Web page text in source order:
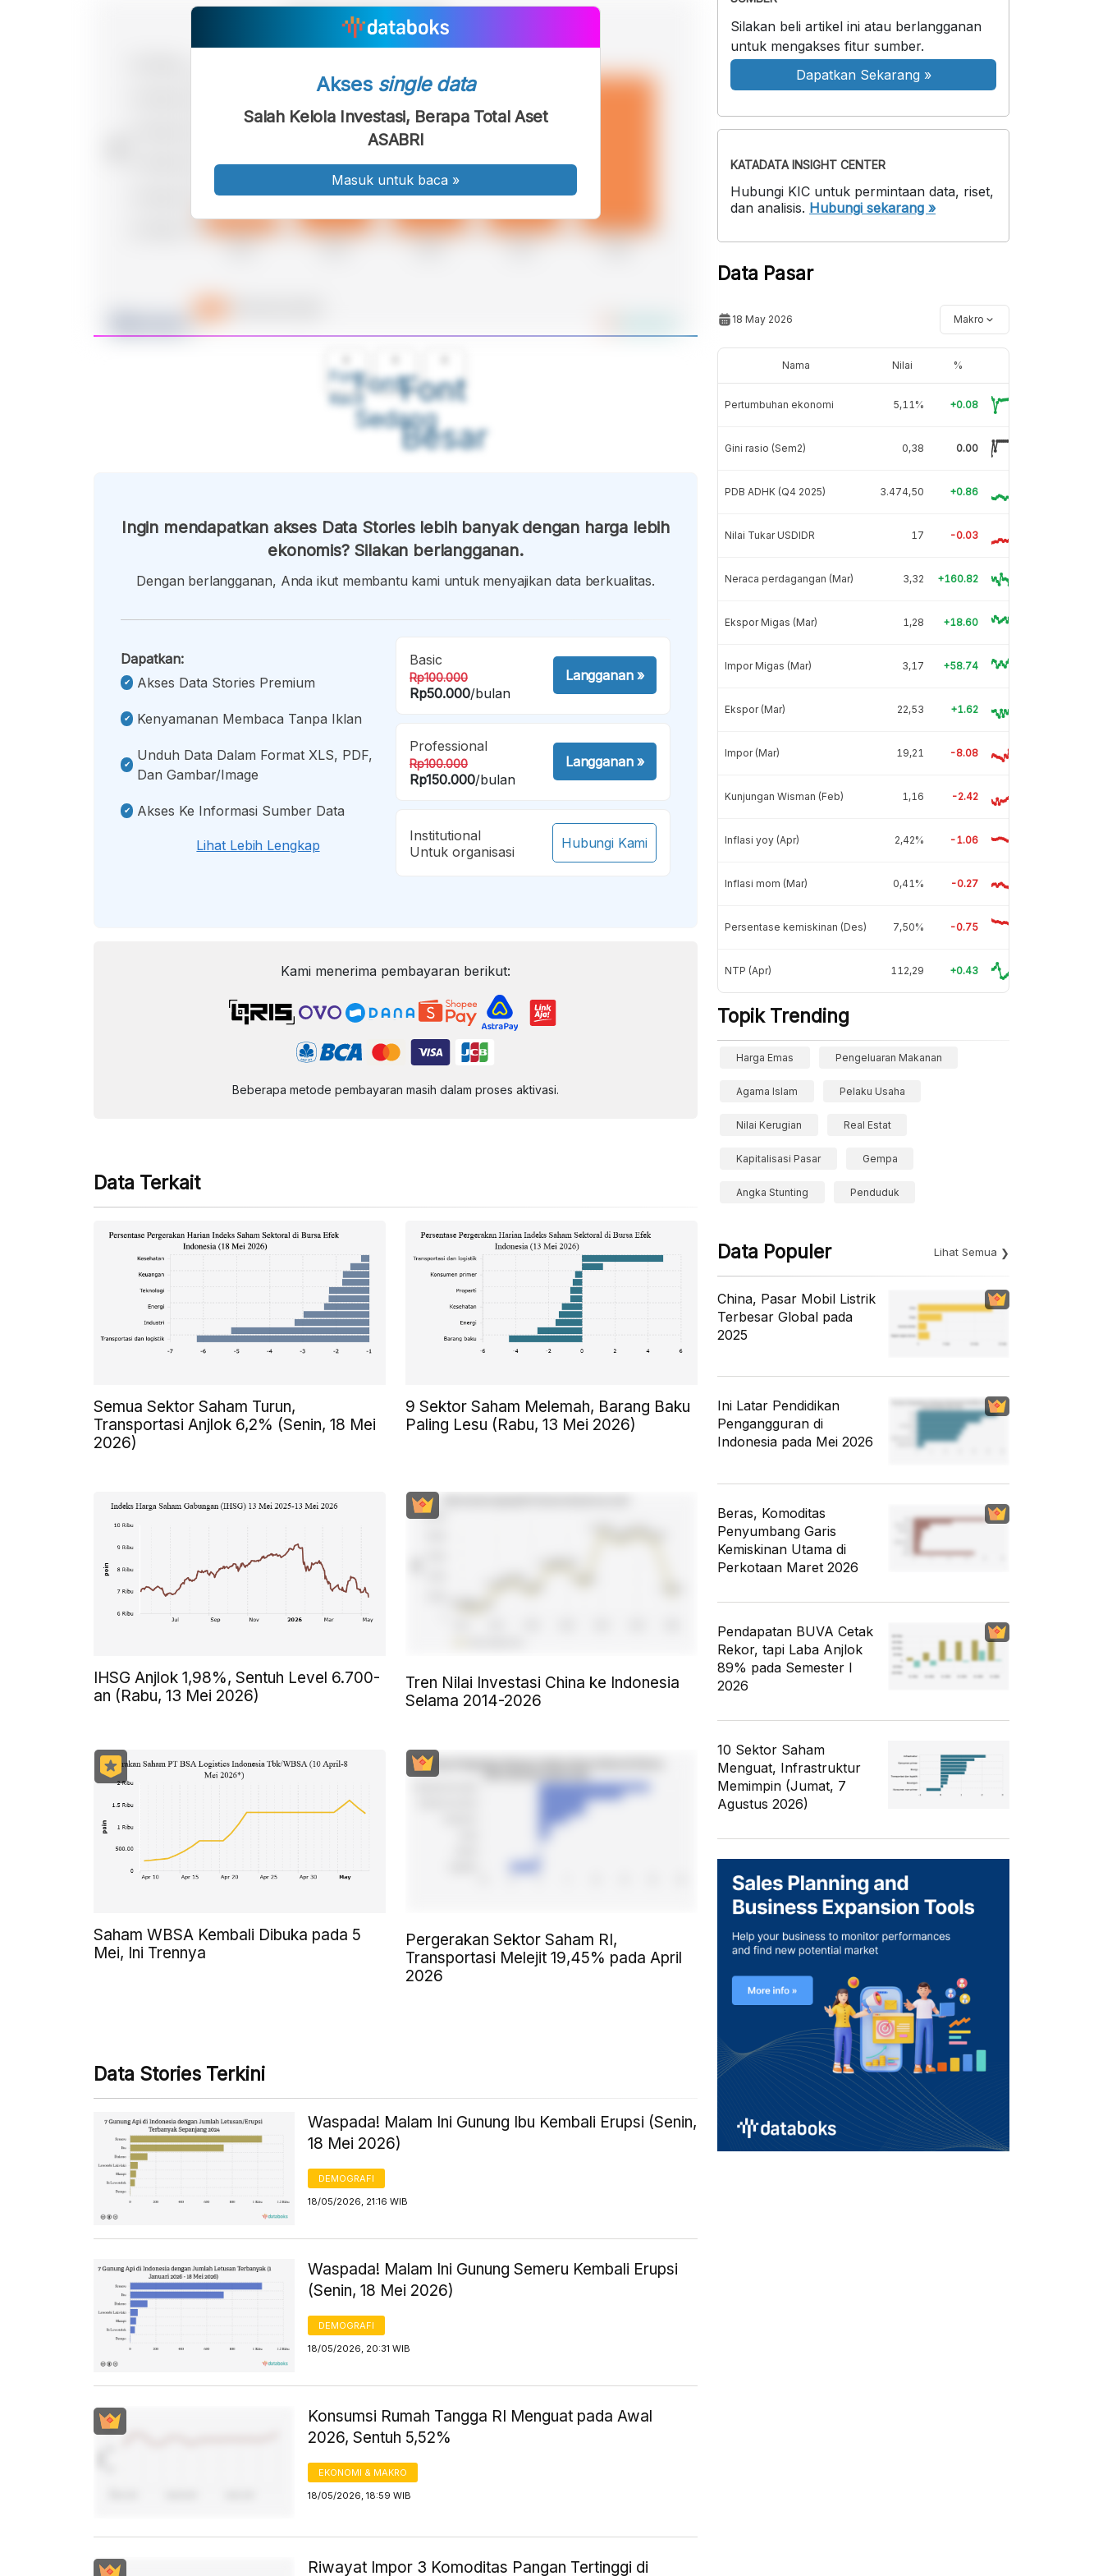
Font
Kecil
Font
Sedang
Font
Besar
Akses single data
Salah Kelola Investasi, Berapa Total Aset
ASABRI
Masuk untuk baca »
Ingin mendapatkan akses Data Stories lebih banyak dengan harga lebih
ekonomis? Silakan berlangganan.
Dengan berlangganan, Anda ikut membantu kami untuk menyajikan data berkualitas.
Dapatkan:
Akses Data Stories Premium
Kenyamanan Membaca Tanpa Iklan
Unduh Data Dalam Format XLS, PDF,
Dan Gambar/image
Akses Ke Informasi Sumber Data
Lihat Lebih Lengkap
Basic
Rp100.000
Rp50.000/bulan
Langganan»
Professional
Rp100.000
Rp150.000/bulan
Langganan»
Institutional
Untuk organisasi
Hubungi Kami
Kami menerima pembayaran berikut:
Beberapa metode pembayaran masih dalam proses aktivasi.
Data Terkait
Semua Sektor Saham Turun,
Transportasi Anjlok 6,2% (Senin, 18 Mei
2026)
9 Sektor Saham Melemah, Barang Baku
Paling Lesu (Rabu, 13 Mei 2026)
IHSG Anjlok 1,98%, Sentuh Level 6.700-
an (Rabu, 13 Mei 2026)
Tren Nilai Investasi China ke Indonesia
Selama 2014-2026
Saham WBSA Kembali Dibuka pada 5
Mei, Ini Trennya
Pergerakan Sektor Saham RI,
Transportasi Melejit 19,45% pada April
2026
Data Stories Terkini
Waspada! Malam Ini Gunung Ibu Kembali Erupsi (Senin,
18 Mei 2026)
DEMOGRAFI
18/05/2026, 21:16 WIB
Waspada! Malam Ini Gunung Semeru Kembali Erupsi
(Senin, 18 Mei 2026)
DEMOGRAFI
18/05/2026, 20:31 WIB
Konsumsi Rumah Tangga RI Menguat pada Awal
2026, Sentuh 5,52%
EKONOMI & MAKRO
18/05/2026, 18:59 WIB
Riwayat Impor 3 Komoditas Pangan Tertinggi di
Silakan beli artikel ini atau berlangganan
untuk mengakses fitur sumber.
Dapatkan Sekarang »
KATADATA INSIGHT CENTER
Hubungi KIC untuk permintaan data, riset,
dan analisis. Hubungi sekarang »
Data Pasar
18 May 2026 Makro
Nama Nilai %
Pertumbuhan ekonomi 5,11% +0.08
Gini rasio (Sem2) 0,38 0.00
PDB ADHK (Q4 2025) 3.474,50 +0.86
Nilai Tukar USDIDR 17 -0.03
Neraca perdagangan (Mar) 3,32 +160.82
Ekspor Migas (Mar) 1,28 +18.60
Impor Migas (Mar) 3,17 +58.74
Ekspor (Mar) 22,53 +1.62
Impor (Mar) 19,21 -8.08
Kunjungan Wisman (Feb) 1,16 -2.42
Inflasi yoy (Apr) 2,42% -1.06
Inflasi mom (Mar) 0,41% -0.27
Persentase kemiskinan (Des) 7,50% -0.75
NTP (Apr) 112,29 +0.43
Topik Trending
Harga Emas Pengeluaran Makanan
Agama Islam Pelaku Usaha
Nilai Kerugian Real Estat
Kapitalisasi Pasar Gempa
Angka Stunting Penduduk
Data Populer Lihat Semua
China, Pasar Mobil Listrik
Terbesar Global pada
2025
Ini Latar Pendidikan
Pengangguran di
Indonesia pada Mei 2026
Beras, Komoditas
Penyumbang Garis
Kemiskinan Utama di
Perkotaan Maret 2026
Pendapatan BUVA Cetak
Rekor, tapi Laba Anjlok
89% pada Semester I
2026
10 Sektor Saham
Menguat, Infrastruktur
Memimpin (Jumat, 7
Agustus 2026)